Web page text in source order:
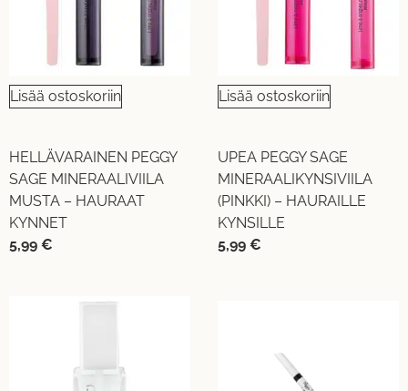
Lisää ostoskoriin
HELLÄVARAINEN PEGGY
SAGE MINERAALIVIILA
MUSTA – HAURAAT
KYNNET
5,99 €
Lisää ostoskoriin
UPEA PEGGY SAGE
MINERAALIKYNSIVIILA
(PINKKI) – HAURAILLE
KYNSILLE
5,99 €